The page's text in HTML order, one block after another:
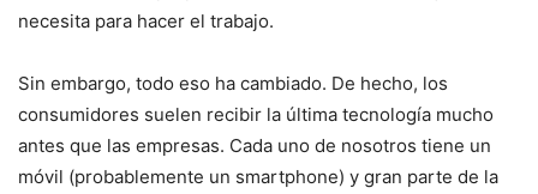
necesita para hacer el trabajo.
Sin embargo, todo eso ha cambiado. De hecho, los
consumidores suelen recibir la última tecnología mucho
antes que las empresas. Cada uno de nosotros tiene un
móvil (probablemente un smartphone) y gran parte de la